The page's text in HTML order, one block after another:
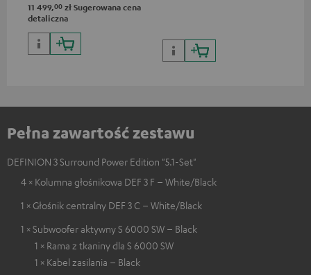
11 499,00 zł Sugerowana cena
detaliczna
Pełna zawartość zestawu
DEFINION 3 Surround Power Edition "5.1-Set"
4 × Kolumna głośnikowa DEF 3 F – White/Black
1 × Głośnik centralny DEF 3 C – White/Black
1 × Subwoofer aktywny S 6000 SW – Black
1 × Rama z tkaniny dla S 6000 SW
1 × Kabel zasilania – Black